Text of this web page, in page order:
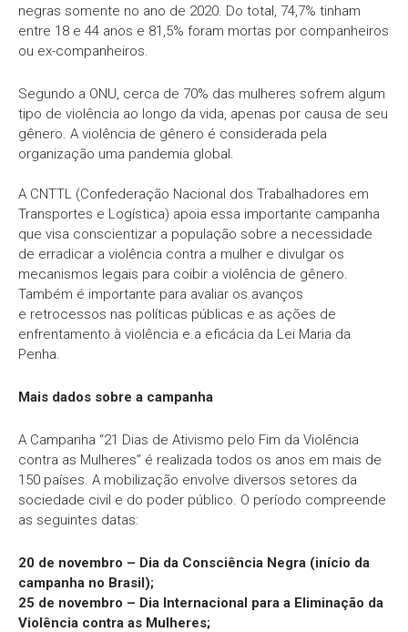
negras somente no ano de 2020. Do total, 74,7% tinham
entre 18 e 44 anos e 81,5% foram mortas por companheiros
ou ex-companheiros.
Segundo a ONU, cerca de 70% das mulheres sofrem algum
tipo de violência ao longo da vida, apenas por causa de seu
gênero. A violência de gênero é considerada pela
organização uma pandemia global.
A CNTTL (Confederação Nacional dos Trabalhadores em
Transportes e Logística) apoia essa importante campanha
que visa conscientizar a população sobre a necessidade
de erradicar a violência contra a mulher e divulgar os
mecanismos legais para coibir a violência de gênero.
Também é importante para avaliar os avanços
e retrocessos nas políticas públicas e as ações de
enfrentamento à violência e a eficácia da Lei Maria da
Penha.
Mais dados sobre a campanha
A Campanha “21 Dias de Ativismo pelo Fim da Violência
contra as Mulheres” é realizada todos os anos em mais de
150 países. A mobilização envolve diversos setores da
sociedade civil e do poder público. O período compreende
as seguintes datas:
20 de novembro – Dia da Consciência Negra (início da
campanha no Brasil);
25 de novembro – Dia Internacional para a Eliminação da
Violência contra as Mulheres;